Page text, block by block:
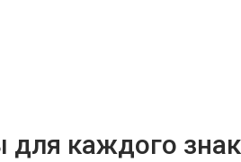
каждого